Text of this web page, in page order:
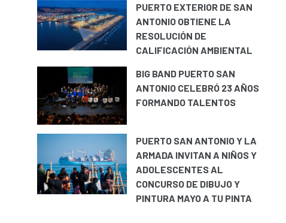
PUERTO EXTERIOR DE SAN
ANTONIO OBTIENE LA
RESOLUCIÓN DE
CALIFICACIÓN AMBIENTAL
BIG BAND PUERTO SAN
ANTONIO CELEBRÓ 23 AÑOS
FORMANDO TALENTOS
PUERTO SAN ANTONIO Y LA
ARMADA INVITAN A NIÑOS Y
ADOLESCENTES AL
CONCURSO DE DIBUJO Y
PINTURA MAYO A TU PINTA